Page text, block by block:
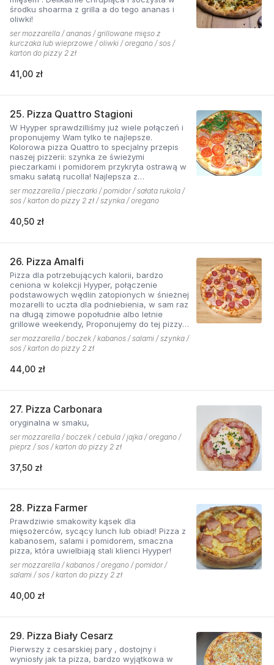
środku shoarma z grilla a do tego ananas i
oliwki!
ser mozzarella / ananas / grillowane mięso z
kurczaka lub wieprzowe / oliwki / oregano / sos /
karton do pizzy 2 zł
41,00 zł
25. Pizza Quattro Stagioni
W Hyyper sprawdzilliśmy już wiele połączeń i
proponujemy Wam tylko te najlepsze.
Kolorowa pizza Quattro to specjalny przepis
naszej pizzerii: szynka ze świeżymi
pieczarkami i pomidorem przykryta ostrawą w
smaku sałatą rucolla! Najlepsza z
czosnkowym sosem według naszej receptury
ser mozzarella / pieczarki / pomidor / sałata rukola /
sos / karton do pizzy 2 zł / szynka / oregano
40,50 zł
26. Pizza Amalfi
Pizza dla potrzebujących kalorii, bardzo
ceniona w kolekcji Hyyper, połączenie
podstawowych wędlin zatopionych w śnieżnej
mozarelli to uczta dla podniebienia, w sam raz
na długą zimowe popołudnie albo letnie
grillowe weekendy, Proponujemy do tej pizzy
sos pomidorowy pikantny z dodatkiem cebuli.
ser mozzarella / boczek / kabanos / salami / szynka /
sos / karton do pizzy 2 zł
44,00 zł
27. Pizza Carbonara
oryginalna w smaku,
ser mozzarella / boczek / cebula / jajka / oregano /
pieprz / sos / karton do pizzy 2 zł
37,50 zł
28. Pizza Farmer
Prawdziwie smakowity kąsek dla
mięsożerców, sycący lunch lub obiad! Pizza z
kabanosem, salami i pomidorem, smaczna
pizza, która uwielbiają stali klienci Hyyper!
ser mozzarella / kabanos / oregano / pomidor /
salami / sos / karton do pizzy 2 zł
40,00 zł
29. Pizza Biały Cesarz
Pierwszy z cesarskiej pary , dostojny i
wyniosły jak ta pizza, bardzo wyjątkowa w